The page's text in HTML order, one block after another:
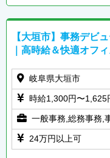
【大垣市】事務デビ
｜高時給＆快適オフ
岐阜県大垣市
時給1,300円〜1,625
一般事務,総務事務,
24万円以上可